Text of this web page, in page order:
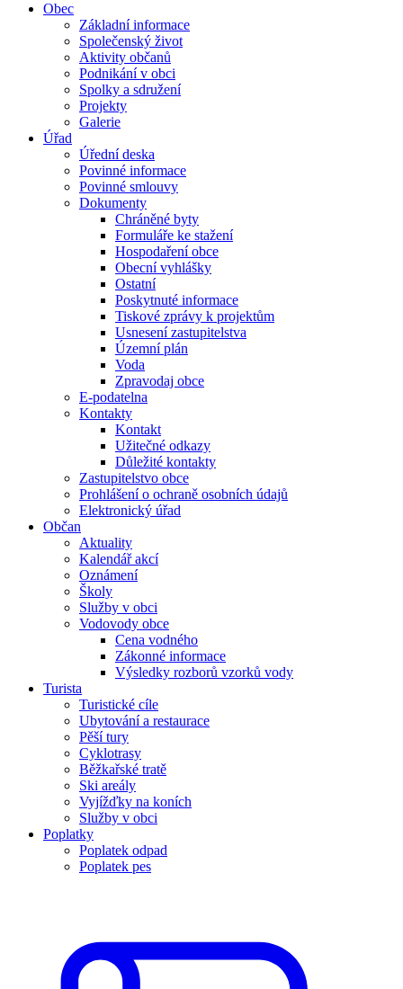
Obec
Základní informace
Společenský život
Aktivity občanů
Podnikání v obci
Spolky a sdružení
Projekty
Galerie
Úřad
Úřední deska
Povinné informace
Povinné smlouvy
Dokumenty
Chráněné byty
Formuláře ke stažení
Hospodaření obce
Obecní vyhlášky
Ostatní
Poskytnuté informace
Tiskové zprávy k projektům
Usnesení zastupitelstva
Územní plán
Voda
Zpravodaj obce
E-podatelna
Kontakty
Kontakt
Užitečné odkazy
Důležité kontakty
Zastupitelstvo obce
Prohlášení o ochraně osobních údajů
Elektronický úřad
Občan
Aktuality
Kalendář akcí
Oznámení
Školy
Služby v obci
Vodovody obce
Cena vodného
Zákonné informace
Výsledky rozborů vzorků vody
Turista
Turistické cíle
Ubytování a restaurace
Pěší tury
Cyklotrasy
Běžkařské tratě
Ski areály
Vyjížďky na koních
Služby v obci
Poplatky
Poplatek odpad
Poplatek pes